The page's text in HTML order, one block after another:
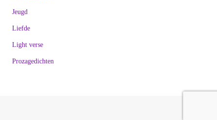
Jeugd
Liefde
Light verse
Prozagedichten